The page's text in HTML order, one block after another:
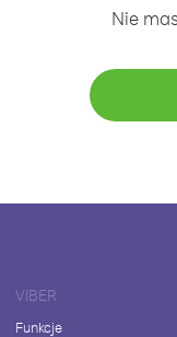
Nie
VIBER
Funkcje